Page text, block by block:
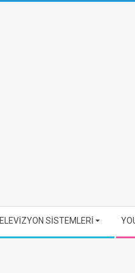
SİSTEMLERİ